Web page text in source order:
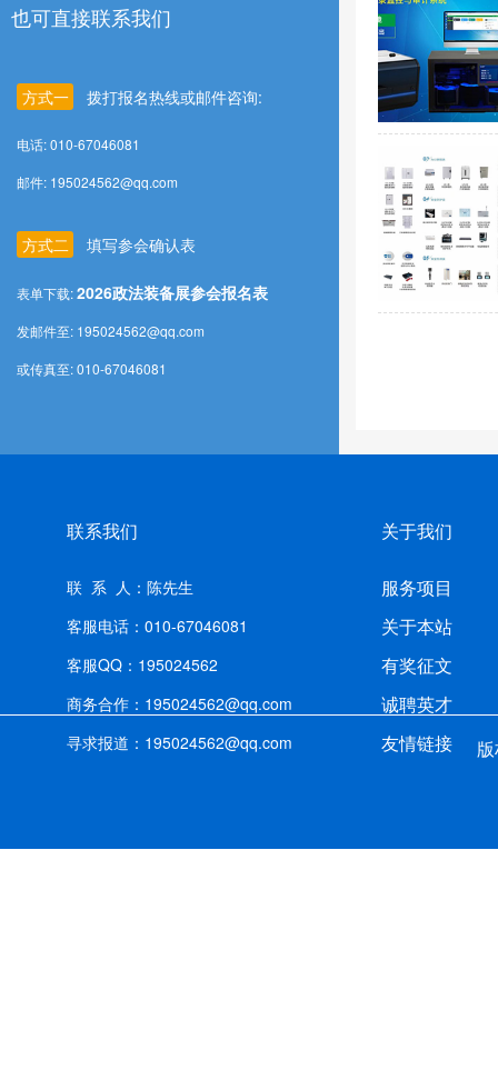
也可直接联系我们
方式一 拨打报名热线或邮件咨询:
电话: 010-67046081
邮件: 195024562@qq.com
方式二 填写参会确认表
表单下载:2026政法装备展参会报名表
发邮件至: 195024562@qq.com
或传真至: 010-67046081
联系我们
联 系 人：陈先生
客服电话：010-67046081
客服QQ：195024562
商务合作：195024562@qq.com
寻求报道：195024562@qq.com
关于我们
服务项目
关于本站
有奖征文
诚聘英才
友情链接